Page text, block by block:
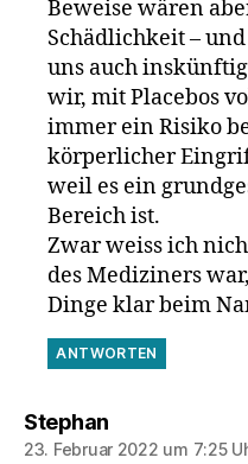
Beweise wären
Schädlichkeit –
uns auch
wir, mit Placebos
immer ein Risiko
körperlicher
weil es ein
Bereich ist.
Zwar weiss ich
des Mediziners
Dinge klar beim
ANTWORTEN
Stephansagt:
23. Februar 2022 um 7:25